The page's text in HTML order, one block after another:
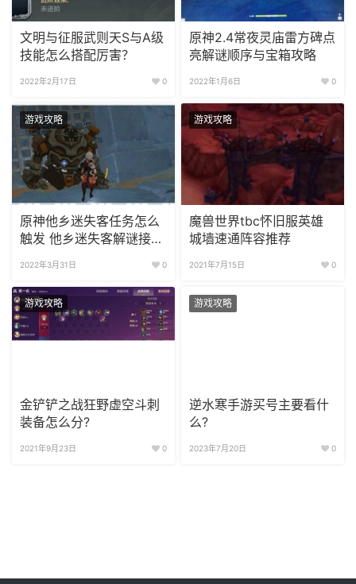
文明与征服武则天S与A级
技能怎么搭配厉害？
2022年2月17日 0
原神2.4常夜灵庙雷方碑点
亮解谜顺序与宝箱攻略
2022年1月6日 0
游戏攻略
原神他乡迷失客任务怎么
触发 他乡迷失客解谜接取
2022年3月31日 0
游戏攻略
魔兽世界tbc怀旧服英雄
城墙速通阵容推荐
2021年7月15日 0
游戏攻略
金铲铲之战狂野虚空斗刺
装备怎么分?
2021年9月23日 0
游戏攻略
逆水寒手游买号主要看什
么?
2023年7月20日 0